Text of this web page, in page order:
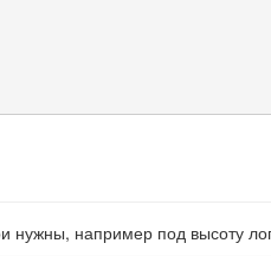
нужны, например под высоту